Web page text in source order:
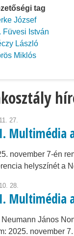
tag
József
Füvesi István
László
Miklós
27.
Multimédia
november 7-én
helyszínét a
28.
Multimédia
Neumann János
2025. november 7.